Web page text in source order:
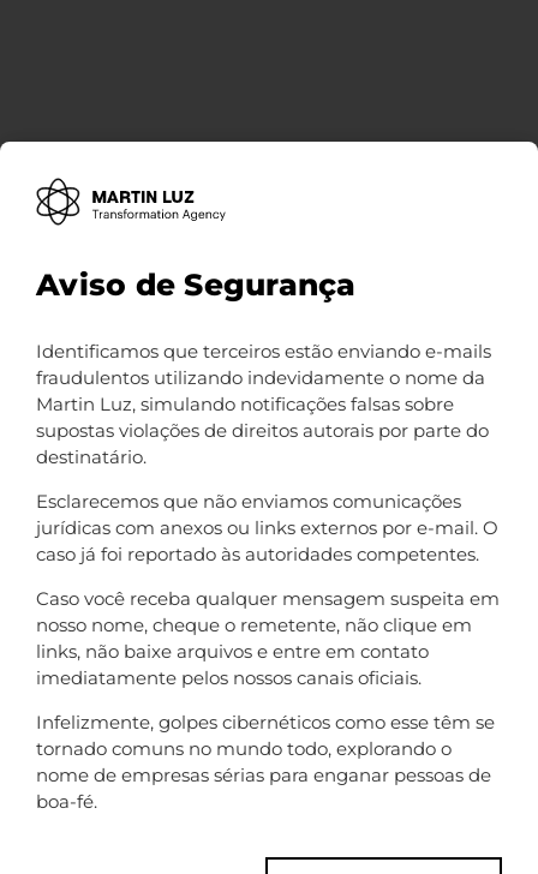
Aviso de Segurança
Identificamos que terceiros estão enviando e-mails
fraudulentos utilizando indevidamente o nome da
Martin Luz, simulando notificações falsas sobre
supostas violações de direitos autorais por parte do
destinatário.
Esclarecemos que não enviamos comunicações
jurídicas com anexos ou links externos por e-mail. O
caso já foi reportado às autoridades competentes.
Caso você receba qualquer mensagem suspeita em
nosso nome, cheque o remetente, não clique em
links, não baixe arquivos e entre em contato
imediatamente pelos nossos canais oficiais.
Infelizmente, golpes cibernéticos como esse têm se
tornado comuns no mundo todo, explorando o
nome de empresas sérias para enganar pessoas de
boa-fé.